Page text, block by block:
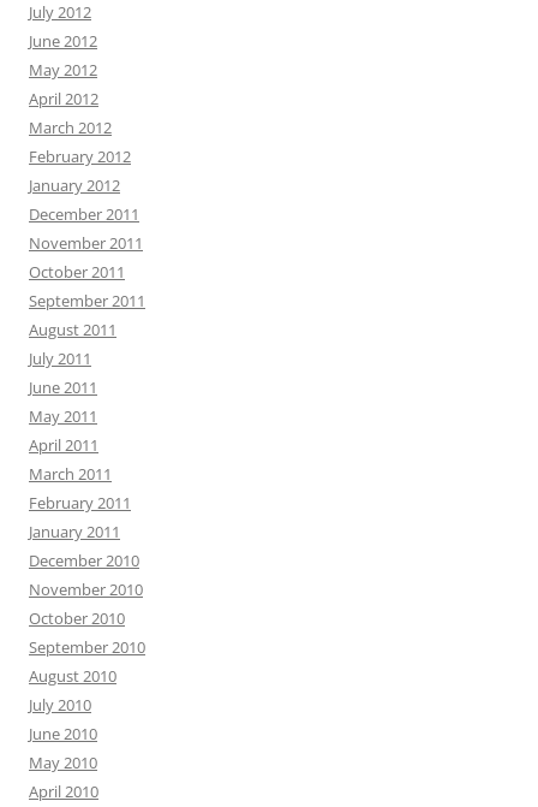
July 2012
June 2012
May 2012
April 2012
March 2012
February 2012
January 2012
December 2011
November 2011
October 2011
September 2011
August 2011
July 2011
June 2011
May 2011
April 2011
March 2011
February 2011
January 2011
December 2010
November 2010
October 2010
September 2010
August 2010
July 2010
June 2010
May 2010
April 2010